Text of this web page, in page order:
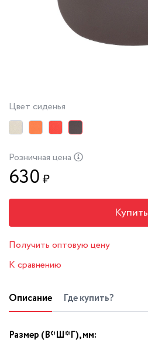
Цвет сиденья
Розничная цена
630 ₽
Купить
Получить оптовую цену
К сравнению
Описание Где купить?
Размер (В*Ш*Г), мм: